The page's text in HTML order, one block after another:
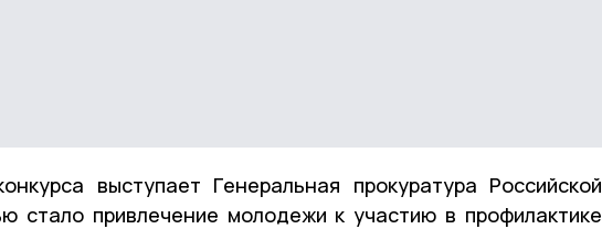
выступает Генеральная прокуратура Российской
стало привлечение молодежи к участию в профилактике